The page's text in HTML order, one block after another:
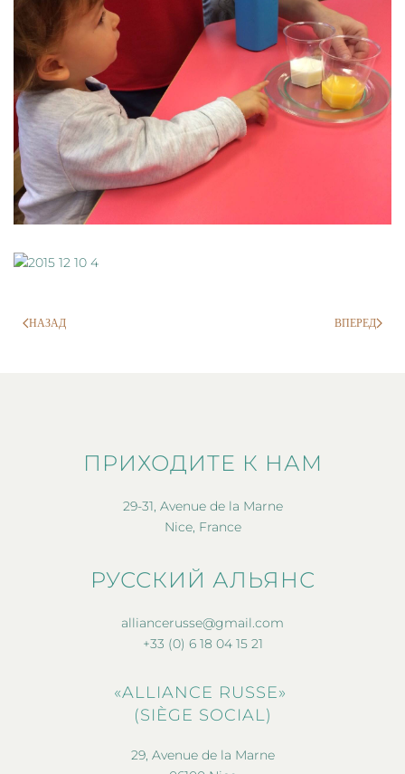
НАЗАД ВПЕРЕД
ПРИХОДИТЕ К НАМ
29-31, Avenue de la Marne
Nice, France
РУССКИЙ АЛЬЯНС
alliancerusse@gmail.com
+33 (0) 6 18 04 15 21
«ALLIANCE RUSSE»
(SIÈGE SOCIAL)
29, Avenue de la Marne